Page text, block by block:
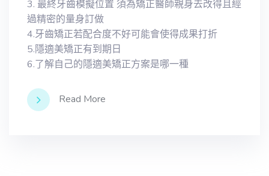
3. 最終牙齒模擬位置 須為矯正醫師親身去改得且經
過精密的量身訂做
4.牙齒矯正若配合度不好可能會使得成果打折
5.隱適美矯正有到期日
6.了解自己的隱適美矯正方案是哪一種
Read More